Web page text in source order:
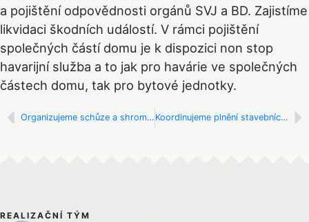
a pojištění odpovědnosti orgánů SVJ a BD. Zajistíme
likvidaci škodních událostí. V rámci pojištění
společných částí domu je k dispozici non stop
havarijní služba a to jak pro havárie ve společných
částech domu, tak pro bytové jednotky.
Prev Organizujeme schůze a shromáždění Koordinujeme plnění stavebních úprav
REALIZAČNÍ TÝM